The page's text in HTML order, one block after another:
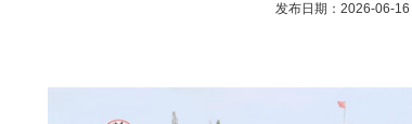
发布日期：2026-06-16